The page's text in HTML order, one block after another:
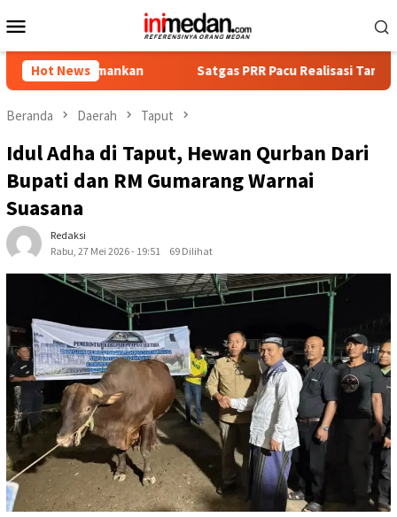
ke
Mobile
Hot News Satgas PRR Pacu Realisasi Tambahan TKD
Beranda Daerah Taput
Idul Adha di Taput, Hewan Qurban Dari
Bupati dan RM Gumarang Warnai
Suasana
Redaksi
Rabu, 27 Mei 2026 - 19:51
69 Dilihat